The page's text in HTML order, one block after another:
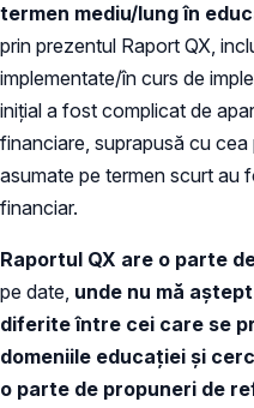
termen mediu/lung în
prin prezentul Raport QX,
implementate/în curs de
inițial a fost complicat de
financiare, suprapusă cu
asumate pe termen scurt au
financiar.
Raportul QX are o parte
pe date, unde nu mă
diferite între cei care se
domeniile educației și
o parte de propuneri de